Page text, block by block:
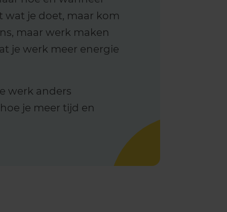
wat je doet, maar kom
maar werk maken
je werk meer energie
werk anders
je meer tijd en